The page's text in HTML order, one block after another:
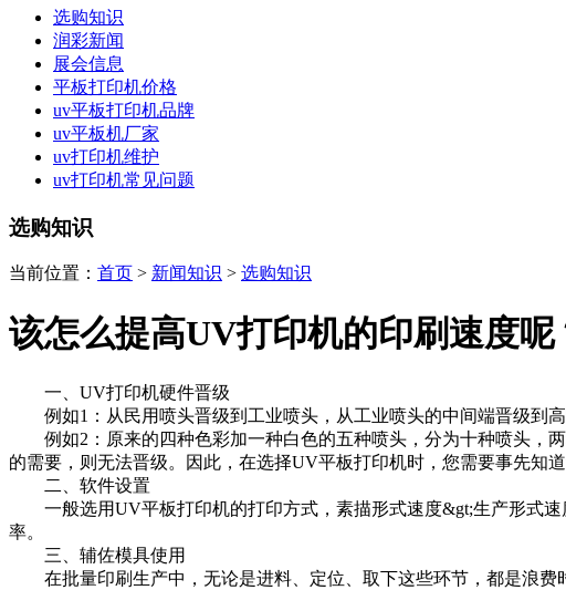
选购知识
润彩新闻
展会信息
平板打印机价格
uv平板打印机品牌
uv平板机厂家
uv打印机维护
uv打印机常见问题
选购知识
当前位置： 首页 > 新闻知识 > 选购知识
该怎么提高UV打印机的印刷速度呢
一、UV打印机硬件晋级
例如1：从民用喷头晋级到工业喷头，从工业喷头的中间端晋级到高
例如2：原来的四种色彩加一种白色的五种喷头，分为十种喷头，两
的需要，则无法晋级。因此，在选择UV平板打印机时，您需要事先知
二、软件设置
一般选用UV平板打印机的打印方式，素描形式速度&gt;生产形式速
率。
三、辅佐模具使用
在批量印刷生产中，无论是进料、定位、取下这些环节，都是浪费